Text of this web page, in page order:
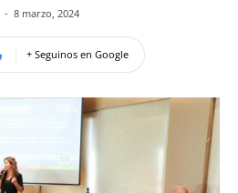
- 8 marzo, 2024
+ Seguinos en Google